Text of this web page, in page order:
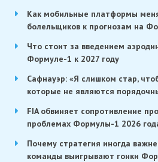
Как мобильные платформы
болельщиков к прогнозам на
Что стоит за введением
Формуле-1 к 2027 году
Сафнауэр: «Я слишком стар,
которые не являются
FIA обвиняет сопротивление
проблемах Формулы-1 2026
Почему стратегия иногда
команды выигрывают гонки